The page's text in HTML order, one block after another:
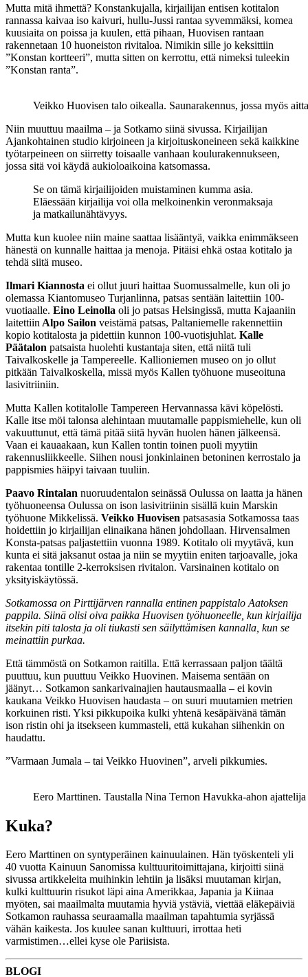
Mutta mitä ihmettä? Konstankujalla, kirjailijan entisen kotitalon
rannassa kaivaa iso kaivuri, hullu-Jussi rantaa syvemmäksi, komea
kuusiaita on poissa ja kuulen, että pihaan, Huovisen rantaan
rakennetaan 10 huoneiston rivitaloa. Nimikin sille jo keksittiin
”Konstan kortteeri”, mutta sitten on kerrottu, että nimeksi tuleekin
”Konstan ranta”.
Veikko Huovisen talo oikealla. Saunarakennus, jossa myös
Niin muuttuu maailma – ja Sotkamo siinä sivussa. Kirjailijan
Ajankohtainen studio kirjoineen ja kirjoituskoneineen sekä kaikkine
työtarpeineen on siirretty toisaalle vanhaan koulurakennukseen,
jossa sitä voi käydä aukioloaikoina katsomassa.
Se on tämä kirjailijoiden muistaminen kumma asia.
Eläessään kirjailija voi olla melkoinenkin veronmaksaja
ja matkailunähtävyys.
Mutta kun kuolee niin maine saattaa lisääntyä, vaikka enimmäkseen
hänestä on kunnalle haittaa ja menoja. Pitäisi ehkä ostaa kotitalo ja
tehdä siitä museo.
Ilmari Kiannosta ei ollut juuri haittaa Suomussalmelle, kun oli jo
olemassa Kiantomuseo Turjanlinna, patsas sentään laitettiin 100-
vuotiaalle. Eino Leinolla oli jo patsas Helsingissä, mutta Kajaaniin
laitettiin Alpo Sailon veistämä patsas, Paltaniemelle rakennettiin
kopio kotitalosta ja pidettiin kunnon 100-vuotisjuhlat. Kalle
Päätalon patsaista huolehti kustantaja siten, että niitä tuli
Taivalkoskelle ja Tampereelle. Kallioniemen museo on jo ollut
pitkään Taivalkoskella, missä myös Kallen työhuone museoituna
lasivitriiniin.
Mutta Kallen kotitalolle Tampereen Hervannassa kävi köpelösti.
Kalle itse möi talonsa alehintaan muutamalle pappismiehelle, kun oli
vakuuttunut, että tämä pitää siitä hyvän huolen hänen jälkeensä.
Vaan ei kauaakaan, kun Kallen tontin toinen puoli myytiin
rakennusliikkeelle. Siihen nousi jonkinlainen betoninen kerrostalo ja
pappismies häipyi taivaan tuuliin.
Paavo Rintalan nuoruudentalon seinässä Oulussa on laatta ja hänen
työhuoneensa Oulussa on ison lasivitriinin sisällä kuin Marskin
työhuone Mikkelissä. Veikko Huovisen patsasasia Sotkamossa taas
hoidettiin jo kirjailijan elinaikana hänen johdollaan. Hirvensalmen
Konsta-patsas paljastettiin vuonna 1989. Kotitalo oli myytävä, kun
kunta ei sitä jaksanut ostaa ja niin se myytiin eniten tarjoavalle, joka
rakentaa tontille 2-kerroksisen rivitalon. Varsinainen kotitalo on
yksityiskäytössä.
Sotkamossa on Pirttijärven rannalla entinen pappistalo Aatoksen
pappila. Siinä olisi oiva paikka Huovisen työhuoneelle, kun kirjailija
itsekin piti talosta ja oli tiukasti sen säilyttämisen kannalla, kun se
meinattiin purkaa.
Että tämmöstä on Sotkamon raitilla. Että kerrassaan paljon täältä
puuttuu, kun puuttuu Veikko Huovinen. Maisema sentään on
jäänyt… Sotkamon sankarivainajien hautausmaalla – ei kovin
kaukana Veikko Huovisen haudasta – on suuri muutamien metrien
korkuinen risti. Yksi pikkupoika kulki yhtenä kesäpäivänä tämän
ison ristin ohi ja itsekseen kummasteli, että kukahan siihenkin on
haudattu.
”Varmaan Jumala – tai Veikko Huovinen”, arveli pikkumies.
Eero Marttinen. Taustalla Nina Ternon Havukka-ahon
Kuka?
Eero Marttinen on syntyperäinen kainuulainen. Hän työskenteli yli
40 vuotta Kainuun Sanomissa kulttuuritoimittajana, kirjoitti siinä
sivussa artikkeleita muihinkin lehtiin ja lisäksi muutaman kirjan,
kulki kulttuurin risukot läpi aina Amerikkaa, Japania ja Kiinaa
myöten, sai maailmalta muutamia hyviä ystäviä, viettää eläkepäiviä
Sotkamon rauhassa seuraamalla maailman tapahtumia syrjässä
vähän kaikesta. Jos kuulee sanan kulttuuri, irrottaa heti
varmistimen…ellei kyse ole Pariisista.
BLOGI